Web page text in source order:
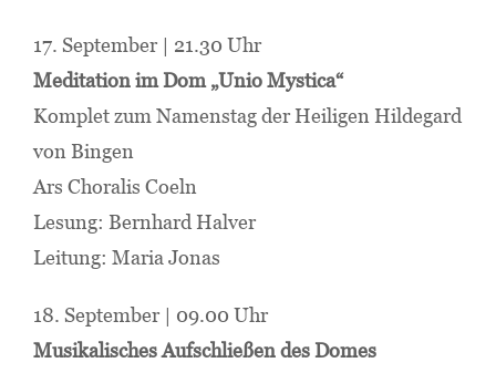
17. September | 21.30 Uhr
Meditation im Dom „Unio Mystica“
Komplet zum Namenstag der Heiligen Hildegard
von Bingen
Ars Choralis Coeln
Lesung: Bernhard Halver
Leitung: Maria Jonas
18. September | 09.00 Uhr
Musikalisches Aufschließen des Domes